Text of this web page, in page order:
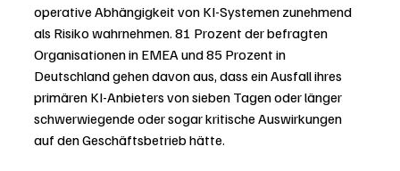
operative Abhängigkeit von KI-Systemen zunehmend
als Risiko wahrnehmen. 81 Prozent der befragten
Organisationen in EMEA und 85 Prozent in
Deutschland gehen davon aus, dass ein Ausfall ihres
primären KI-Anbieters von sieben Tagen oder länger
schwerwiegende oder sogar kritische Auswirkungen
auf den Geschäftsbetrieb hätte.